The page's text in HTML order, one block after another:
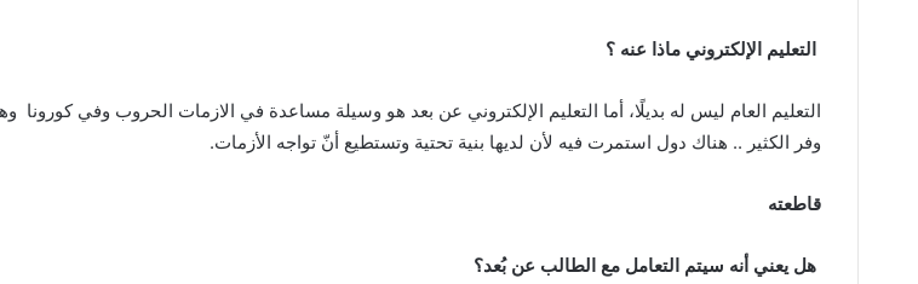
التعليم‭ ‬العام‭ ‬ليس‭ ‬له‭ ‬بديلًا،‭ ‬أما‭ ‬التعليم‭ ‬الإلكتروني‭ ‬عن‭ ‬بعد‭ ‬هو‭ ‬وسيلة‭ ‬مساعدة‭ ‬في‭ ‬الازمات‭ ‬الحروب‭ ‬وفي‭ ‬كورونا‭
‬وفر‭ ‬الكثير‭ .. ‬هناك‭ ‬دول‭ ‬استمرت‭ ‬فيه‭ ‬لأن‭ ‬لديها‭ ‬بنية‭ ‬تحتية‭ ‬وتستطيع‭ ‬أنّ‭ ‬تواجه‭ ‬الأزمات‭.‬
قاطعته‭ ‬